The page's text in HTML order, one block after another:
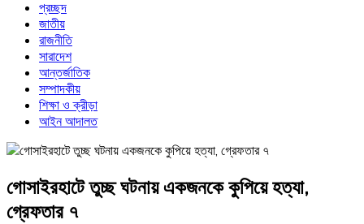
প্রচ্ছদ
জাতীয়
রাজনীতি
সারাদেশ
আন্তর্জাতিক
সম্পাদকীয়
শিক্ষা ও ক্রীড়া
আইন আদালত
গোসাইরহাটে তুচ্ছ ঘটনায় একজনকে কুপিয়ে হত্যা,
গ্রেফতার ৭